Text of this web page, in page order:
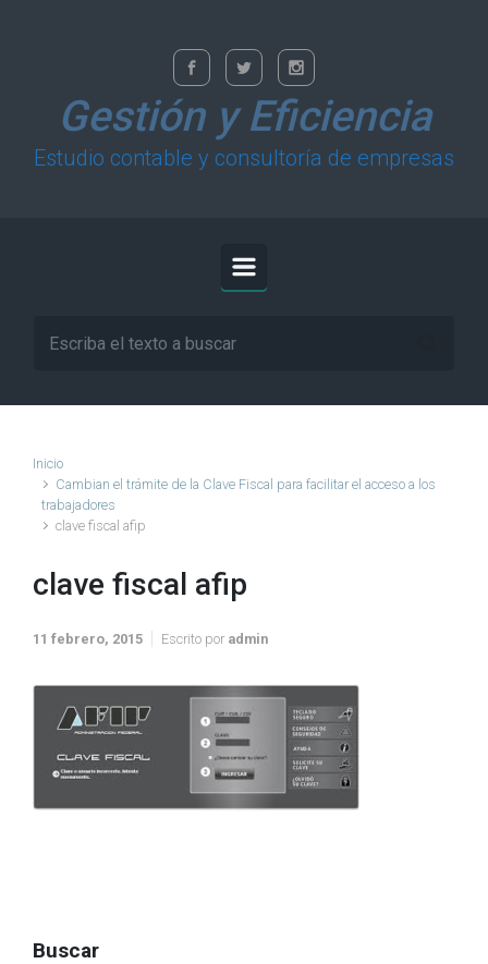
Gestión y Eficiencia
Estudio contable y consultoría de empresas
Inicio
Cambian el trámite de la Clave Fiscal para facilitar el acceso a los
trabajadores
clave fiscal afip
clave fiscal afip
11 febrero, 2015 Escrito por admin
Buscar